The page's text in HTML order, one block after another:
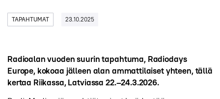
TAPAHTUMAT 23.10.2025
Radioalan vuoden suurin tapahtuma, Radiodays
Europe, kokoaa jälleen alan ammattilaiset yhteen, tällä
kertaa Riikassa, Latviassa 22.–24.3.2026.